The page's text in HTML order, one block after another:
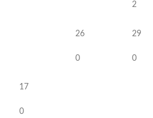
2
17
0
26
0
29
0